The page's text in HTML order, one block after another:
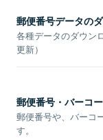
郵便番号データの
各種データのダウン
更新）
郵便番号・バーコ
郵便番号や、バーコ
す。